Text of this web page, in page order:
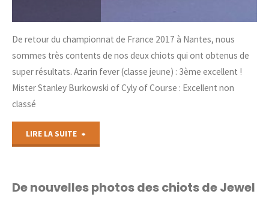
De retour du championnat de France 2017 à Nantes, nous
sommes très contents de nos deux chiots qui ont obtenus de
super résultats. Azarin fever (classe jeune) : 3ème excellent !
Mister Stanley Burkowski of Cyly of Course : Excellent non
classé
LIRE LA SUITE
France
De nouvelles photos des chiots de Jewel